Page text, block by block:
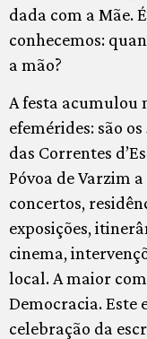
dada com a Mãe.
conhecemos:
a mão?
A festa acumulou
efemérides: são
das Correntes
Póvoa de Varzim
concertos,
exposições,
cinema,
local. A maior
Democracia. Este
celebração da